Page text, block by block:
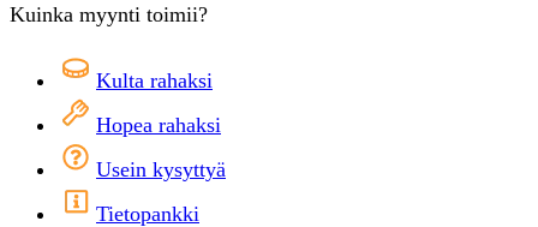
Kuinka myynti toimii?
Kulta rahaksi
Hopea rahaksi
Usein kysyttyä
Tietopankki